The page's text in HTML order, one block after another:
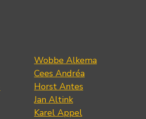
Wobbe Alkema
Cees Andréa
Horst Antes
Jan Altink
Karel Appel